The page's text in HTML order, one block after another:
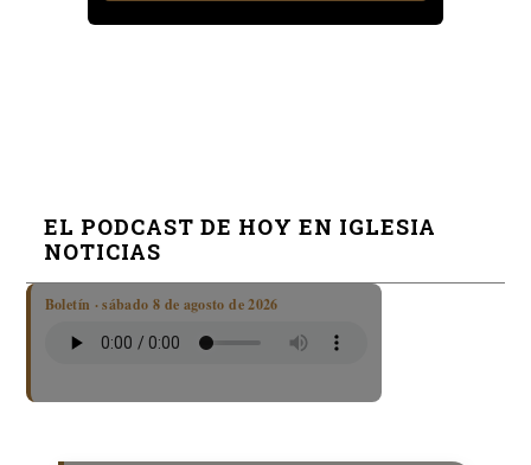
EL PODCAST DE HOY EN IGLESIA
NOTICIAS
Boletín · sábado 8 de agosto de 2026